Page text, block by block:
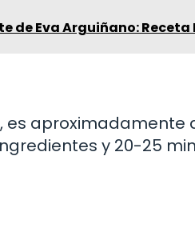
de Eva Arguiñano: Receta
es aproximadamente
y 20-25